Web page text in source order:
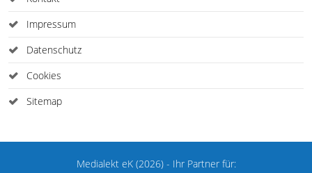
Impressum
Datenschutz
Cookies
Sitemap
Medialekt eK (2026) - Ihr Partner für: